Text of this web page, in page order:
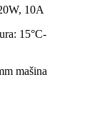
10A
15°C-
mašina